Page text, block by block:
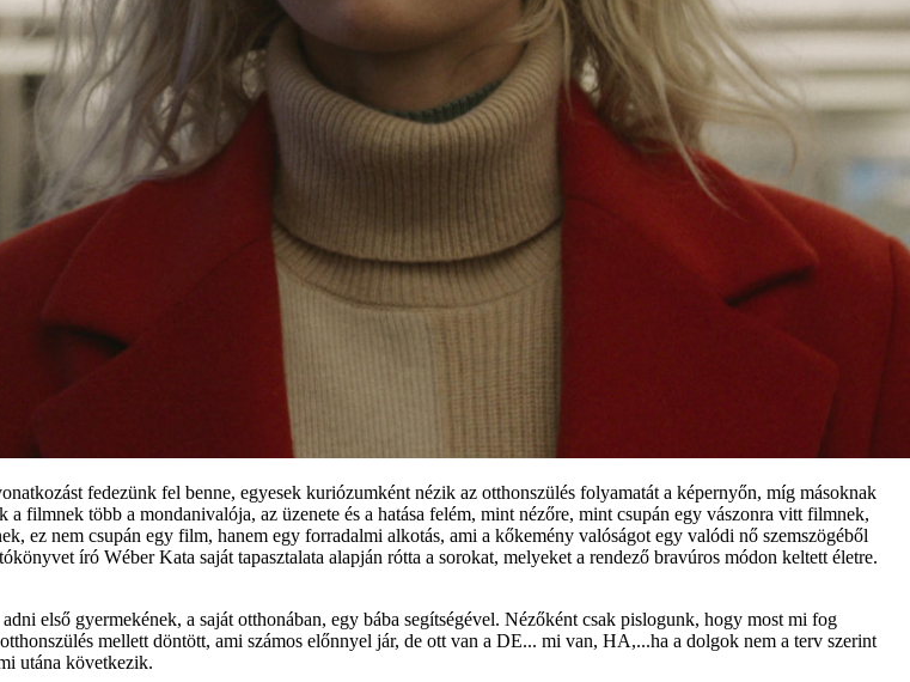
fedezünk fel benne, egyesek kuriózumként nézik az otthonszülés folyamatát a képernyőn, míg másoknak
a filmnek több a mondanivalója, az üzenete és a hatása felém, mint nézőre, mint csupán egy vászonra vitt filmnek,
ez nem csupán egy film, hanem egy forradalmi alkotás, ami a kőkemény valóságot egy valódi nő szemszögéből
író Wéber Kata saját tapasztalata alapján rótta a sorokat, melyeket a rendező bravúros módon keltett életre.
első gyermekének, a saját otthonában, egy bába segítségével. Nézőként csak pislogunk, hogy most mi fog
mellett döntött, ami számos előnnyel jár, de ott van a DE... mi van, HA,...ha a dolgok nem a terv szerint
utána következik.